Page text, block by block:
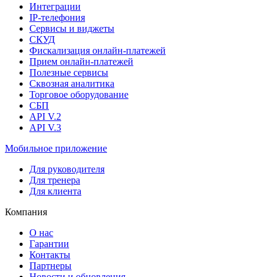
Интеграции
IP-телефония
Сервисы и виджеты
СКУД
Фискализация онлайн‑платежей
Прием онлайн-платежей
Полезные сервисы
Сквозная аналитика
Торговое оборудование
СБП
API V.2
API V.3
Мобильное приложение
Для руководителя
Для тренера
Для клиента
Компания
О нас
Гарантии
Контакты
Партнеры